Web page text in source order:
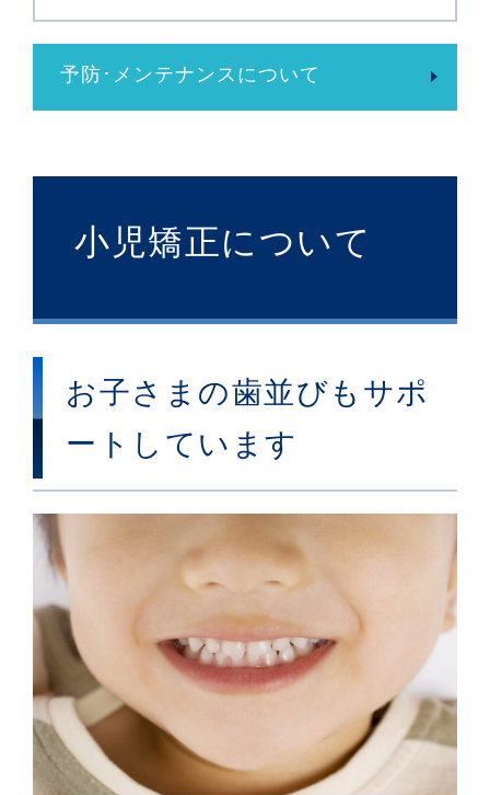
予防･メンテナンスについて
小児矯正について
お子さまの歯並びもサポ
ートしています